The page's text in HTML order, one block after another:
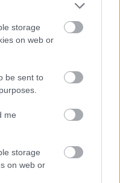
storage
on web or
be sent to
me
storage
on web or
– SZÉKELYFÖLD